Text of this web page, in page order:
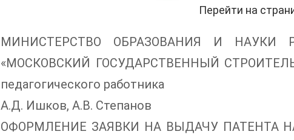
Перейти на
МИНИСТЕРСТВО ОБРАЗОВАНИЯ И НАУКИ
«МОСКОВСКИЙ ГОСУДАРСТВЕННЫЙ
педагогического работника
А.Д. Ишков, А.В. Степанов
ОФОРМЛЕНИЕ ЗАЯВКИ НА ВЫДАЧУ ПАТЕНТА НА